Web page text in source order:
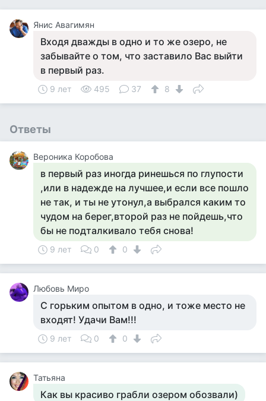
Янис Авагимян
Входя дважды в одно и то же озеро, не
забывайте о том, что заставило Вас выйти
в первый раз.
9 лет 495 37 8
Ответы
Вероника Коробова
в первый раз иногда ринешься по глупости
,или в надежде на лучшее,и если все пошло
не так, и ты не утонул,а выбрался каким то
чудом на берег,второй раз не пойдешь,что
бы не подталкивало тебя снова!
9 лет 0 0
Любовь Миро
С горьким опытом в одно, и тоже место не
входят! Удачи Вам!!!
9 лет 0 0
Татьяна
Как вы красиво грабли озером обозвали)